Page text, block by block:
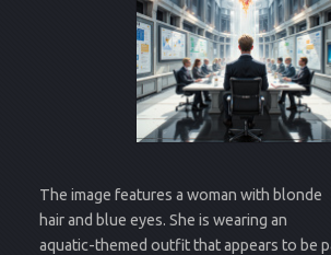
The image features a woman with blonde
hair and blue eyes. She is wearing an
aquatic-themed outfit that appears to be